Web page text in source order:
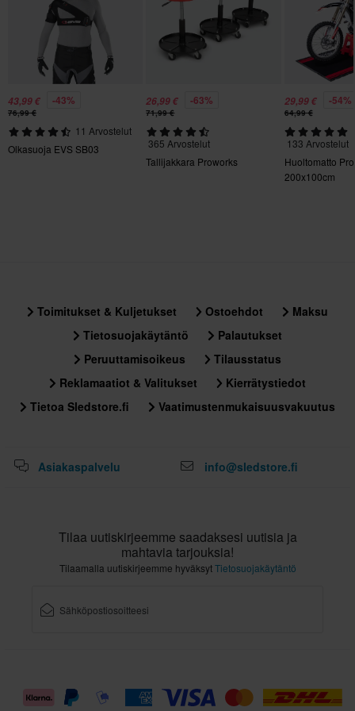
ja kivien osumilta, ja on samalla erittäin joustava.
• TPR ja pehmustetut sormivahvikkeet parantavat kestävyyttä ja
suojaa.
• Rei'itetyt mokkanahkaiset peukalo- ja sivuvahvistukset.
• Täysin CE-sertifioitu moottoripyörätuote: CE taso 1 KP.
S
140 x 180 x 60 mm
140 x 270 x 50 mm
130 x 180 x 25 mm
43,99 € -43%
76,99 €
11 Arvostelut
Olkasuoja EVS SB03
26,99 € -63%
71,99 €
365 Arvostelut
Tallijakkara Proworks
29,99 € -54%
64,99 €
133 Arvostelut
Huoltomatto
200x100cm
Toimitukset & Kuljetukset Ostoehdot
Maksu
Tietosuojakäytäntö
Palautukset
Peruuttamisoikeus
Tilausstatus
Reklamaatiot & Valitukset
Kierrätystiedot
Tietoa Sledstore.fi
Vaatimustenmukaisuusvakuutus
Asiakaspalvelu info@sledstore.fi
Tilaa uutiskirjeemme saadaksesi uutisia ja
mahtavia tarjouksia!
Tilaamalla uutiskirjeemme hyväksytTietosuojakäytäntö